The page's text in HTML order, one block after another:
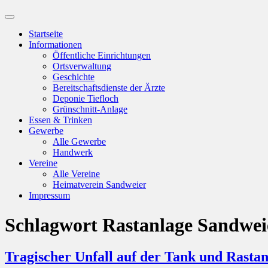
Suchfeld
ein-/ausblenden
Startseite
Informationen
Öffentliche Einrichtungen
Ortsverwaltung
Geschichte
Bereitschaftsdienste der Ärzte
Deponie Tiefloch
Grünschnitt-Anlage
Essen & Trinken
Gewerbe
Alle Gewerbe
Handwerk
Vereine
Alle Vereine
Heimatverein Sandweier
Impressum
Schlagwort Rastanlage
Tragischer Unfall auf der Tank und